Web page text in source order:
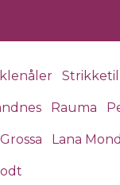
Rauma
Lana